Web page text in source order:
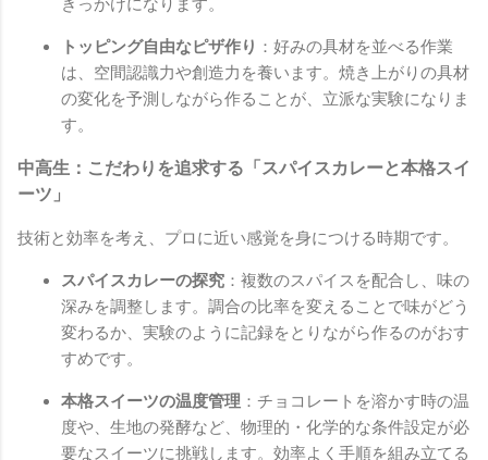
きっかけになります。
トッピング自由なピザ作り ：好みの具材を並べる作業
は、空間認識力や創造力を養います。焼き上がりの具材
の変化を予測しながら作ることが、立派な実験になりま
す。
中高生：こだわりを追求する「スパイスカレーと本格スイ
ーツ」
技術と効率を考え、プロに近い感覚を身につける時期です。
スパイスカレーの探究 ：複数のスパイスを配合し、味の
深みを調整します。調合の比率を変えることで味がどう
変わるか、実験のように記録をとりながら作るのがおす
すめです。
本格スイーツの温度管理 ：チョコレートを溶かす時の温
度や、生地の発酵など、物理的・化学的な条件設定が必
要なスイーツに挑戦します。効率よく手順を組み立てる